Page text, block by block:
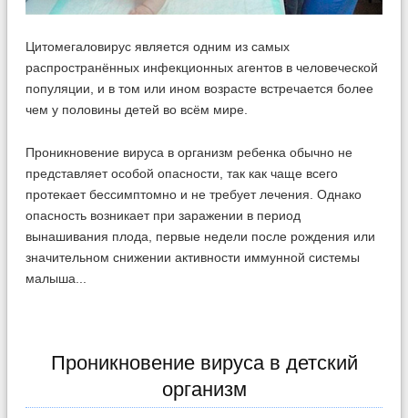
Цитомегаловирус является одним из самых
распространённых инфекционных агентов в человеческой
популяции, и в том или ином возрасте встречается более
чем у половины детей во всём мире.
Проникновение вируса в организм ребенка обычно не
представляет особой опасности, так как чаще всего
протекает бессимптомно и не требует лечения. Однако
опасность возникает при заражении в период
вынашивания плода, первые недели после рождения или
значительном снижении активности иммунной системы
малыша...
Проникновение вируса в детский
организм